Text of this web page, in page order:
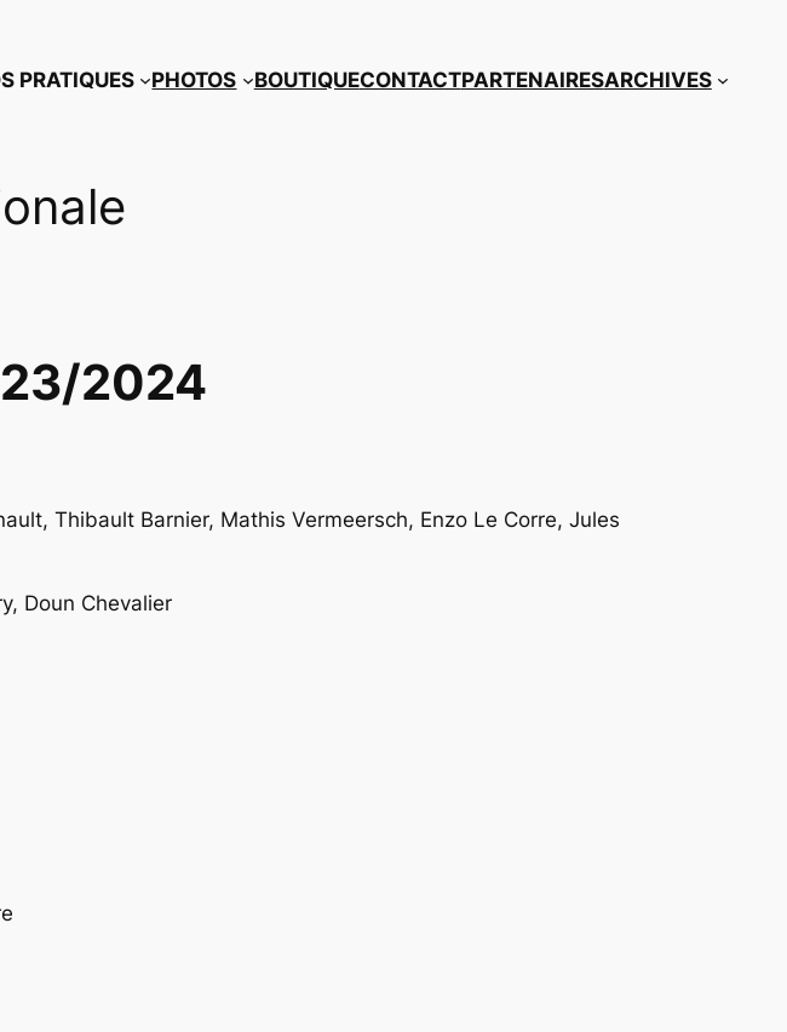
PRATIQUES PHOTOS BOUTIQUECONTACTPARTENAIRESARCHIVES
2024
Thibault Barnier, Mathis Vermeersch, Enzo Le Corre, Jules
Doun Chevalier